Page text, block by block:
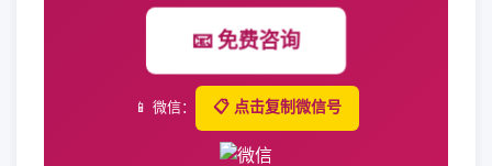
📧 免费咨询
📱 微信： 📋 点击复制微信号